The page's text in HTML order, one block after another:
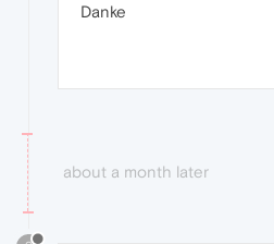
Danke
about a month later